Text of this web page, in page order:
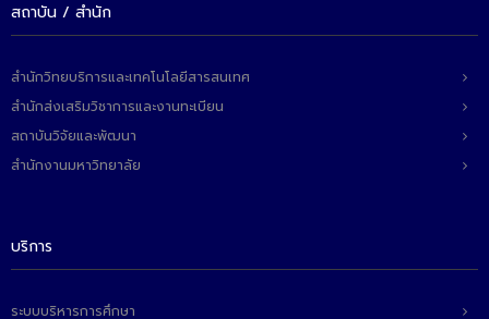
สถาบัน / สำนัก
สำนักวิทยบริการและเทคโนโลยีสารสนเทศ
สำนักส่งเสริมวิชาการและงานทะเบียน
สถาบันวิจัยและพัฒนา
สำนักงานมหาวิทยาลัย
บริการ
ระบบบริหารการศึกษา